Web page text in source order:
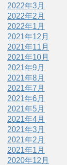
2022年3月
2022年2月
2022年1月
2021年12月
2021年11月
2021年10月
2021年9月
2021年8月
2021年7月
2021年6月
2021年5月
2021年4月
2021年3月
2021年2月
2021年1月
2020年12月